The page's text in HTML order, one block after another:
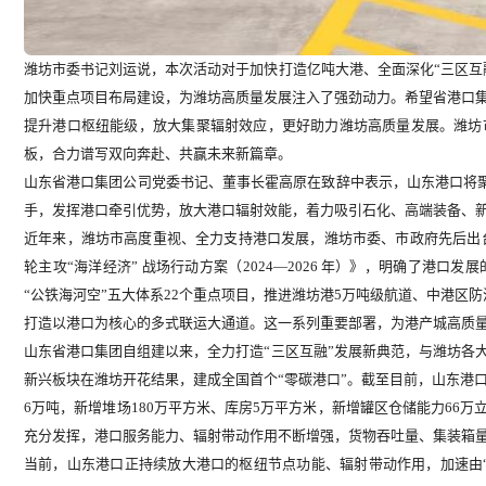
潍坊市委书记刘运说，本次活动对于加快打造亿吨大港、全面深化“三区
加快重点项目布局建设，为潍坊高质量发展注入了强劲动力。希望省港
提升港口枢纽能级，放大集聚辐射效应，更好助力潍坊高质量发展。潍
板，合力谱写双向奔赴、共赢未来新篇章。
山东省港口集团公司党委书记、董事长霍高原在致辞中表示，山东港口
手，发挥港口牵引优势，放大港口辐射效能，着力吸引石化、高端装备
近年来，潍坊市高度重视、全力支持港口发展，潍坊市委、市政府先后
轮主攻“海洋经济” 战场行动方案（2024—2026 年）》，明确了港口发
“公铁海河空”五大体系22个重点项目，推进潍坊港5万吨级航道、中港区
打造以港口为核心的多式联运大通道。这一系列重要部署，为港产城高质
山东省港口集团自组建以来，全力打造“三区互融”发展新典范，与潍坊
新兴板块在潍坊开花结果，建成全国首个“零碳港口”。截至目前，山东
6万吨，新增堆场180万平方米、库房5万平方米，新增罐区仓储能力66
充分发挥，港口服务能力、辐射带动作用不断增强，货物吞吐量、集装
当前，山东港口正持续放大港口的枢纽节点功能、辐射带动作用，加速